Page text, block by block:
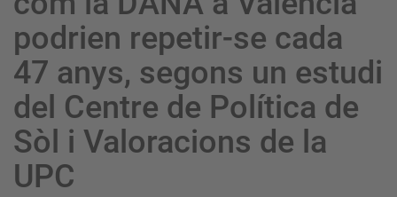
podrien repetir-se cada
47 anys, segons un estudi
del Centre de Política de
Sòl i Valoracions de la
UPC